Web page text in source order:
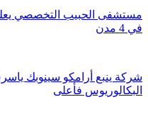
في 4 مدن
البكالوريوس فأعلى